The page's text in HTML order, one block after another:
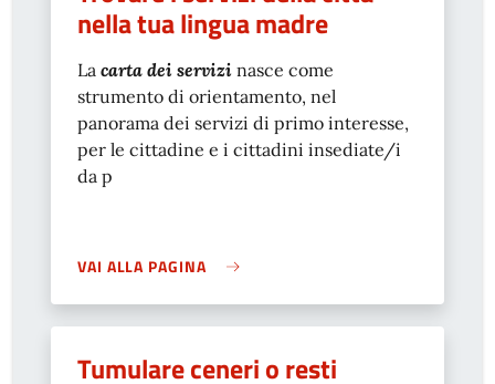
nella tua lingua madre
La carta dei servizi nasce come
strumento di orientamento, nel
panorama dei servizi di primo interesse,
per le cittadine e i cittadini insediate/i
da p
VAI ALLA PAGINA
Tumulare ceneri o resti